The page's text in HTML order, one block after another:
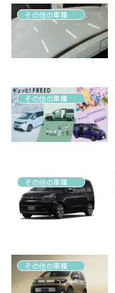
その他の車種・車選び
その他の車種・車選び
その他の車種・車選び
その他の車種・車選び